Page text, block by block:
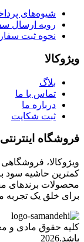
شیوه‌های
رویه ارسال
نحوه ثبت
ویژوکالا
بلاگ
تماس با ما
درباره ما
ثبت شکایت
فروشگاه اینترنتی
ویژوکالا،
کمترین حاشیه سود
محصولات برندهای
برای خلق یک تجربه
کلیه حقوق مادی و
باشد.2026